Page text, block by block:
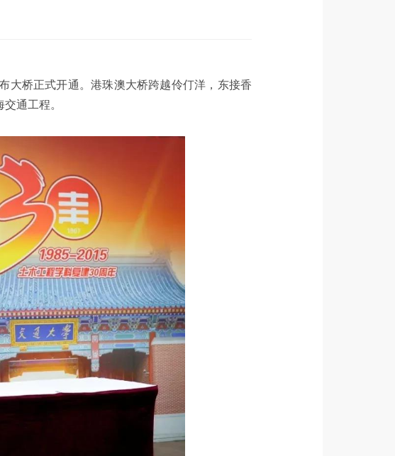
大桥正式开通。港珠澳大桥跨越伶仃洋，东接香
通工程。